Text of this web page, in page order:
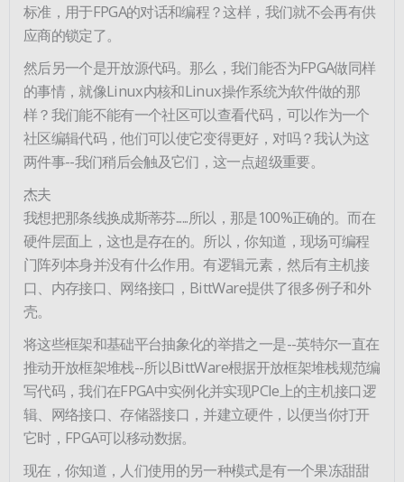
标准，用于FPGA的对话和编程？这样，我们就不会再有供
应商的锁定了。
然后另一个是开放源代码。那么，我们能否为FPGA做同样
的事情，就像Linux内核和Linux操作系统为软件做的那
样？我们能不能有一个社区可以查看代码，可以作为一个
社区编辑代码，他们可以使它变得更好，对吗？我认为这
两件事--我们稍后会触及它们，这一点超级重要。
杰夫
我想把那条线换成斯蒂芬......所以，那是100%正确的。而在
硬件层面上，这也是存在的。所以，你知道，现场可编程
门阵列本身并没有什么作用。有逻辑元素，然后有主机接
口、内存接口、网络接口，BittWare提供了很多例子和外
壳。
将这些框架和基础平台抽象化的举措之一是--英特尔一直在
推动开放框架堆栈--所以BittWare根据开放框架堆栈规范编
写代码，我们在FPGA中实例化并实现PCIe上的主机接口逻
辑、网络接口、存储器接口，并建立硬件，以便当你打开
它时，FPGA可以移动数据。
现在，你知道，人们使用的另一种模式是有一个果冻甜甜